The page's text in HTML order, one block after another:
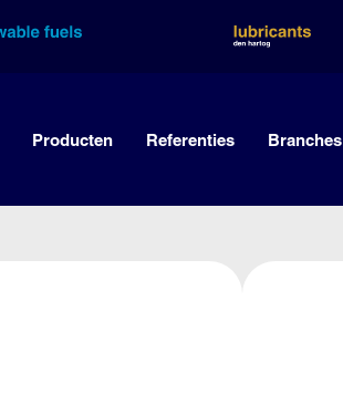
Producten Referenties Branches